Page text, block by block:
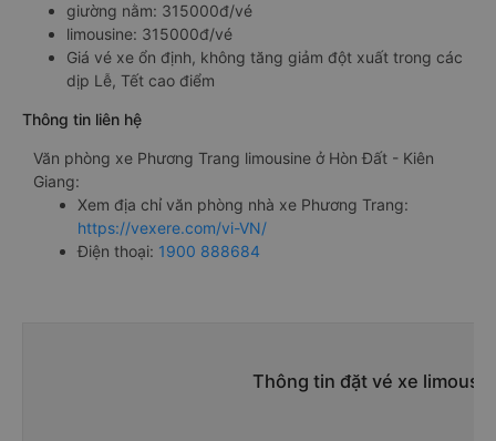
giường nằm: 315000đ/vé
limousine: 315000đ/vé
Giá vé xe ổn định, không tăng giảm đột xuất trong các
dịp Lễ, Tết cao điểm
Thông tin liên hệ
Văn phòng xe Phương Trang limousine ở Hòn Đất - Kiên
Giang:
Xem địa chỉ văn phòng nhà xe Phương Trang:
https://vexere.com/vi-VN/
Điện thoại: 1900 888684
Thông tin đặt vé xe